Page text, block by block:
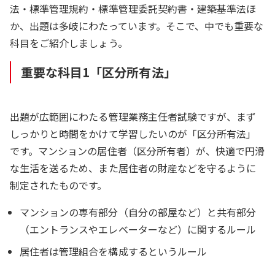
法・標準管理規約・標準管理委託契約書・建築基準法ほ
か、出題は多岐にわたっています。そこで、中でも重要な
科目をご紹介しましょう。
重要な科目1「区分所有法」
出題が広範囲にわたる管理業務主任者試験ですが、まず
しっかりと時間をかけて学習したいのが「区分所有法」
です。マンションの居住者（区分所有者）が、快適で円滑
な生活を送るため、また居住者の財産などを守るように
制定されたものです。
マンションの専有部分（自分の部屋など）と共有部分
（エントランスやエレベーターなど）に関するルール
居住者は管理組合を構成するというルール